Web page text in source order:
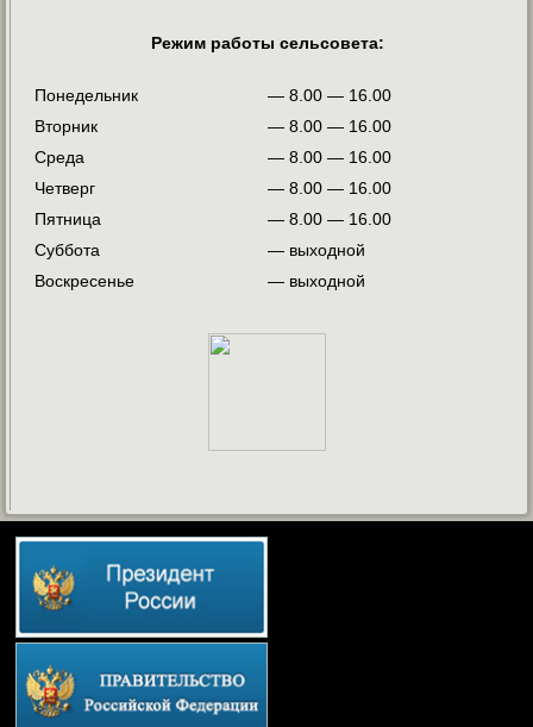
Режим работы сельсовета:
Понедельник
— 8.00 — 16.00
Вторник
— 8.00 — 16.00
Среда
— 8.00 — 16.00
Четверг
— 8.00 — 16.00
Пятница
— 8.00 — 16.00
Суббота
— выходной
Воскресенье
— выходной